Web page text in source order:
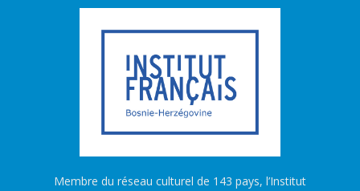
Membre du réseau culturel de 143 pays, l’Institut